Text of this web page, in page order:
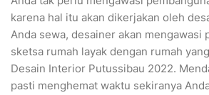
karena hal itu akan dikerjakan oleh
Anda sewa, desainer akan mengawasi
sketsa rumah layak dengan rumah
Desain Interior Putussibau 2022.
pasti menghemat waktu sekiranya